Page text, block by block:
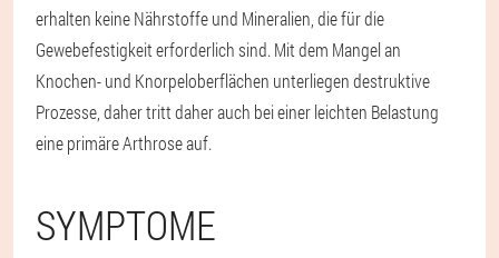
erhalten keine Nährstoffe und Mineralien, die für die
Gewebefestigkeit erforderlich sind. Mit dem Mangel an
Knochen- und Knorpeloberflächen unterliegen destruktive
Prozesse, daher tritt daher auch bei einer leichten Belastung
eine primäre Arthrose auf.
SYMPTOME